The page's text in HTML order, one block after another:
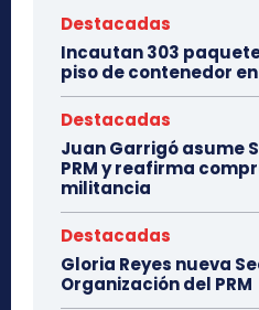
Destacadas
Incautan 303
piso de contenedor
Destacadas
Juan Garrigó asume
PRM y reafirma
militancia
Destacadas
Gloria Reyes nueva
Organización del PRM